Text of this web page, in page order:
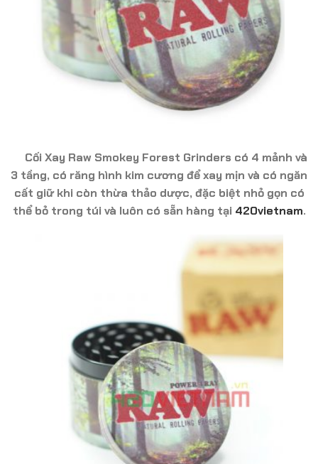
Cối Xay Raw Smokey Forest Grinders có 4 mảnh và
3 tầng, có răng hình kim cương để xay mịn và có ngăn
cất giữ khi còn thừa thảo dược, đặc biệt nhỏ gọn có
thể bỏ trong túi và luôn có sẵn hàng tại 420vietnam.